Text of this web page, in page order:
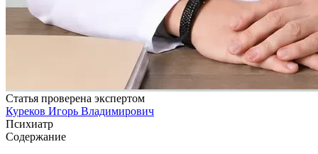
Статья проверена экспертом
Куреков Игорь Владимирович
Психиатр
Содержание